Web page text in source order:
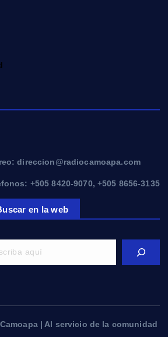
direccion@radiocamoapa.com
+505 8420-9070, +505 8656-3135
en la web
| Al servicio de la comunidad